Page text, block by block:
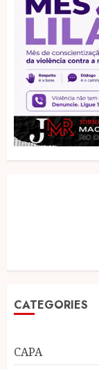
CATEGORIES
CAPA